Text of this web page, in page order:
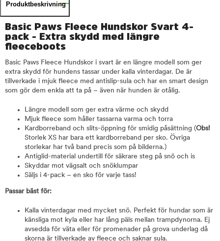
Produktbeskrivning
Basic Paws Fleece Hundskor Svart 4-
pack - Extra skydd med längre
fleeceboots
Basic Paws Fleece Hundskor i svart är en längre modell som ger
extra skydd för hundens tassar under kalla vinterdagar. De är
tillverkade i mjuk fleece med antislip-sula och har en smart design
som gör dem enkla att ta på – även när hunden är otålig.
Längre modell som ger extra värme och skydd
Mjuk fleece som håller tassarna varma och torra
Kardborreband och slits-öppning för smidig påsättning (Obs!
Storlek XS har bara ett kardborreband per sko. Övriga
storlekar har två band precis som på bilderna.)
Antiglid-material undertill för säkrare steg på snö och is
Skyddar mot vägsalt och snöklumpar
Säljs i 4-pack – en sko för varje tass!
Passar bäst för:
Kalla vinterdagar med mycket snö. Perfekt för hundar som är
känsliga mot kyla eller har lång päls mellan trampdynorna. Ej
avsedda för väta eller för promenader på grova underlag då
skorna är tillverkade av fleece och saknar sula.